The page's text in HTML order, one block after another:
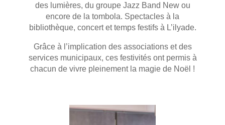
des lumières, du groupe Jazz Band New ou
encore de la tombola. Spectacles à la
bibliothèque, concert et temps festifs à L’ilyade.
Grâce à l’implication des associations et des
services municipaux, ces festivités ont permis à
chacun de vivre pleinement la magie de Noël !